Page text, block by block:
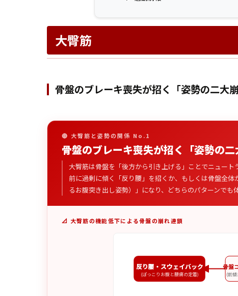
大臀筋
骨盤のブレーキ喪失が招く「姿勢の二大崩
🔴 大臀筋と姿勢の関係 No.1
骨盤のブレーキ喪失が招く「姿勢の二
大臀筋は骨盤を「後方から引き上げる」ことでニュー
前に過剰に傾く「反り腰」を招くか、もしくは骨盤全
るお腹突き出し姿勢）」になり、どちらのパターンでも
📐 大臀筋の機能低下による骨盤の崩れ連鎖
骨盤
(前
反り腰・スウェイバック
(ぽっこりお腹と腰痛の定着)